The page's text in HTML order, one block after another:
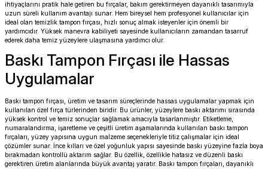
ihtiyaçlarını pratik hale getiren bu fırçalar, bakım gerektirmeyen dayanıklı tasarımıyla
uzun süreli kullanım avantajı sunar. Hem bireysel hem profesyonel kullanıcılar için
ideal olan temizlik tampon fırçası, hızlı sonuç almak isteyenler için önemli bir
yardımcıdır. Yüksek manevra kabiliyeti sayesinde kullanıcıların zamandan tasarruf
ederek daha temiz yüzeylere ulaşmasına yardımcı olur.
Baskı Tampon Fırçası ile Hassas
Uygulamalar
Baskı tampon fırçası, üretim ve tasarım süreçlerinde hassas uygulamalar yapmak için
kullanılan özel fırça türlerinden biridir. Bu ürünler, yüzeylere baskı aktarımı sırasında
yüksek kontrol ve temiz sonuçlar sağlamak amacıyla tasarlanmıştır. Etiketleme,
numaralandırma, işaretleme ve çeşitli üretim aşamalarında kullanılan baskı tampon
fırçaları, yüzey yapısına uygun malzeme seçenekleriyle titiz çalışmalar için ideal
çözümler sunar. İnce kılları ve özel yoğunluk yapısı sayesinde baskı yüzeyine fazla boya
bırakmadan kontrollü aktarım sağlar. Bu özellik, özellikle hatasız ve düzenli baskı
gerektiren üretim alanlarında büyük avantaj yaratır. Baskı tampon fırçaları, dayanıklı